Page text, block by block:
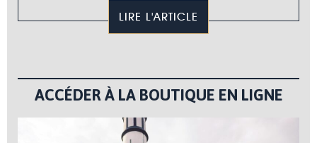
LIRE L'ARTICLE
ACCÉDER À LA BOUTIQUE EN LIGNE